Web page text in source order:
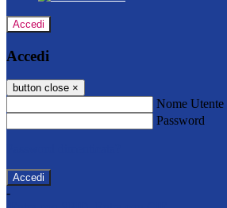
Accedi
Accedi
button close ×
Nome Utente
Password
-